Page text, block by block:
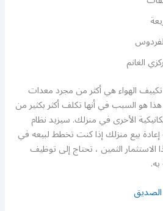
الغانم
الهواء هي أكثر من مجرد معدات
هذا هو السبب في أنها تكلف أكثر بكثير من
الأخرى في منزلك. سيزيد نظام
بيع منزلك إذا كنت تخطط لبيعه في
الثمين ، تحتاج إلى توظيف
الصديق